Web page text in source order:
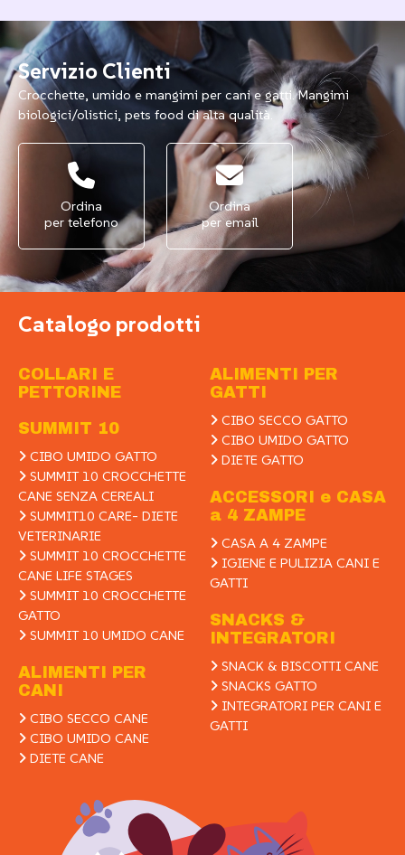
Servizio Clienti
Crocchette, umido e mangimi per cani e gatti. Mangimi
biologici/olistici, pets food di alta qualità.
Ordina
per telefono
Ordina
per email
Catalogo prodotti
COLLARI E
PETTORINE
SUMMIT 10
CIBO UMIDO GATTO
SUMMIT 10 CROCCHETTE
CANE SENZA CEREALI
SUMMIT10 CARE- DIETE
VETERINARIE
SUMMIT 10 CROCCHETTE
CANE LIFE STAGES
SUMMIT 10 CROCCHETTE
GATTO
SUMMIT 10 UMIDO CANE
ALIMENTI PER
CANI
CIBO SECCO CANE
CIBO UMIDO CANE
DIETE CANE
ALIMENTI PER
GATTI
CIBO SECCO GATTO
CIBO UMIDO GATTO
DIETE GATTO
ACCESSORI e CASA
a 4 ZAMPE
CASA A 4 ZAMPE
IGIENE E PULIZIA CANI E
GATTI
SNACKS &
INTEGRATORI
SNACK & BISCOTTI CANE
SNACKS GATTO
INTEGRATORI PER CANI E
GATTI